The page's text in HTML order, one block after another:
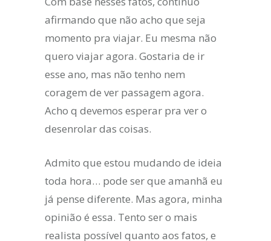
afirmando que não acho que seja
momento pra viajar. Eu mesma não
quero viajar agora. Gostaria de ir
esse ano, mas não tenho nem
coragem de ver passagem agora.
Acho q devemos esperar pra ver o
desenrolar das coisas.
Admito que estou mudando de ideia
toda hora… pode ser que amanhã eu
já pense diferente. Mas agora, minha
opinião é essa. Tento ser o mais
realista possível quanto aos fatos, e